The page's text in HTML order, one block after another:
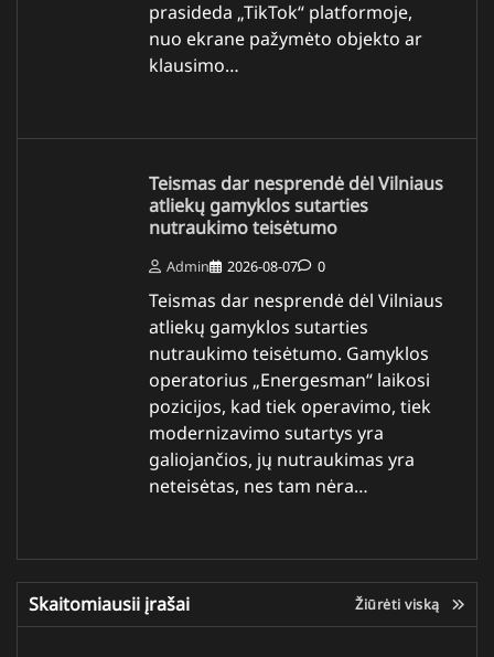
prasideda „TikTok“ platformoje,
nuo ekrane pažymėto objekto ar
klausimo…
Teismas dar nesprendė dėl Vilniaus
atliekų gamyklos sutarties
nutraukimo teisėtumo
Admin 2026-08-07 0
Teismas dar nesprendė dėl Vilniaus
atliekų gamyklos sutarties
nutraukimo teisėtumo. Gamyklos
operatorius „Energesman“ laikosi
pozicijos, kad tiek operavimo, tiek
modernizavimo sutartys yra
galiojančios, jų nutraukimas yra
neteisėtas, nes tam nėra…
Skaitomiausii įrašai Žiūrėti viską